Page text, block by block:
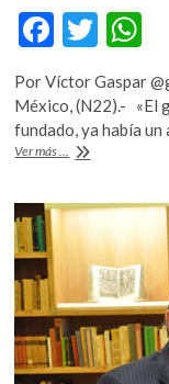
cumple
expectativas
F
ac
e
b
o
o
k
T
w
itt
er s
p
p
Por Víctor Gaspar
México, (N22).- «El
fundado, ya había
Ver más ... Ganjo
al
jazz
gitano
el
FIC